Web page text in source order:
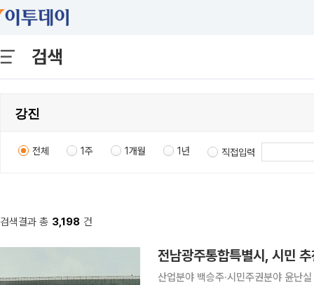
검색
전체 1주 1개월 1년 직접입력
검색결과 총 3,198 건
전남광주통합특별시, 시민
산업분야 백승주·시민주권분야 윤난실 선정